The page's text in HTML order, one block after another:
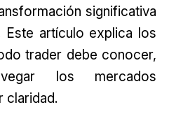
significativa
artículo explica los
trader debe conocer,
los mercados
claridad.